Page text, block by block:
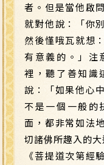
者。但是當他啟
就對他說：「你
然後慬哦瓦就想
有意義的。」注
裡，聽了善知識
說：「如果他心
不是一個一般的
面，都非常如法
切諸佛所趣入的
《菩提道次第經